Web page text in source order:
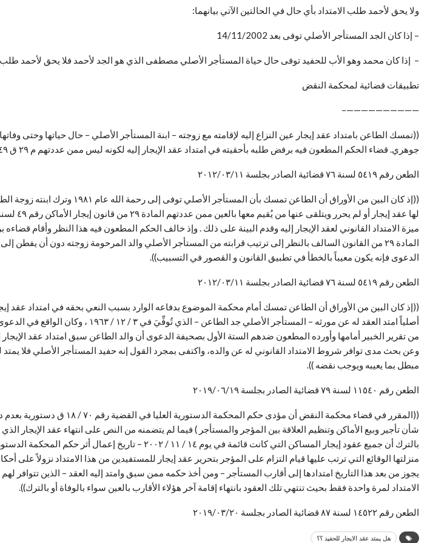
ولا يحق لأحمد طلب الامتداد بأي حال في الحالتين الآتي بيانهما:
– إذا كان الجد المستأجر الأصلي توفى بعد 14/11/2002
– إذا كان محمد وهو الأب للحفيد توفى حال حياة المستأجر الأصلي مصطفى الذي هو الجد لأحمد فلا يحق لأحمد طلب
تطبيقات قضائية لمحكمة النقض
——————————–
((تمسك الطاعن بامتداد عقد إيجار عين النزاع إليه لإقامته مع زوجته – ابنة المستأجر الأصلي – حال حياتها وحتى
جوهري. قضاء الحكم المطعون فيه برفض طلبه بأحقيته في امتداد عقد الإيجار إليه لكونه ليس ممن عددتهم م ٢٩ ق ٤٩ لسنة ١٩٧٧ ملتفتاً عن بحث الدفاع آنف البيان . خطأ وقصور)).
الطعن رقم ٥٤١٩ لسنة ٧٦ قضائية الصادر بجلسة ٢٠١٢/٠٣/١١
((إذ كان البين من الأوراق أن
ميزة الامتداد القانوني لعقد الإيجار إليه وقدم البينة على ذلك . وإذ خالف الحكم المطعون فيه هذا النظر وأقام
المادة ٢٩ من القانون السالف بالنظر إلى ترتيب قرابته من المستأجر الأصلي والد المرحومة زوجته دون أن
الدعوى فإنه يكون معيباً بالخطأ في تطبيق القانون و القصور في التسبيب)).
الطعن رقم ٥٤١٩ لسنة ٧٦ قضائية الصادر بجلسة ٢٠١٢/٠٣/١١
أصلياً امتد العقد له عن مورثه –
من تقرير الخبير أمامها وأورده المطعون ضدهم الستة الأول بصحيفة الدعوى أن والد الطاعن سبق امتداد عقد
وعن بحث مدى توافر شروط الامتداد القانوني له عن والده، واكتفى بمجرد القول إنه حفيد المستأجر الأصلي فلا
مبطل بما يعيبه ويوجب نقضه )).
الطعن رقم ١١٥٤٠ لسنة ٧٩ قضائية الصادر بجلسة ٢٠١٩/٠٦/١٩
شأن تأجير وبيع الأماكن وتنظيم العلاقة بين المؤجر والمستأجر ) فيما لم يتضمنه من النص على انتهاء عقد الإيجار
بالترك أن جميع عقود إيجار المساكن التي كانت قائمة في يوم
منزلتها الوقائع التي ترتب عليها قيام التزام على المؤجر بتحرير عقد إيجار للمستفيدين من هذا الامتداد نزولاً على
الامتداد لمرة واحدة فقط بحيث تنتهي تلك العقود بانتهاء إقامة آخر هؤلاء الأقارب بالعين سواء بالوفاة أو بالترك)).
الطعن رقم ١٤٥٢٢ لسنة ٨٧ قضائية الصادر بجلسة ٢٠١٩/٠٣/٢٠
هل يمتد عقد الايجار للحفيد ؟؟